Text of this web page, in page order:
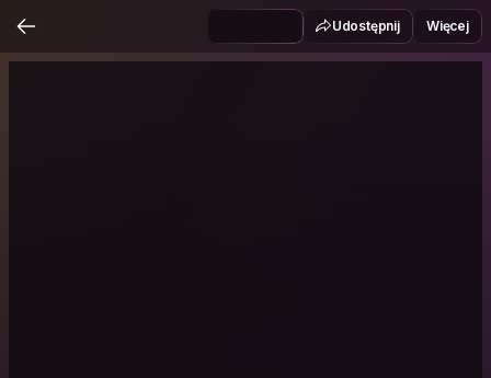
Udostępnij Więcej